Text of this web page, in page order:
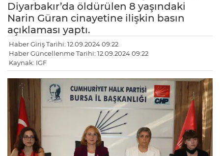
Diyarbakır’da öldürülen 8 yaşındaki
Narin Güran cinayetine ilişkin basın
açıklaması yaptı.
Haber Giriş Tarihi: 12.09.2024 09:22
Haber Güncellenme Tarihi: 12.09.2024 09:22
Kaynak: IGF